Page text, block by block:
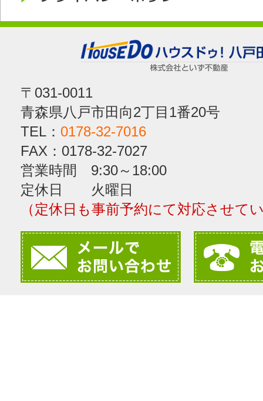
〒031-0011
青森県八戸市田向2丁目1番20号
TEL： 0178-32-7016
FAX：0178-32-7027
営業時間 9:30～18:00
定休日 火曜日
（定休日も事前予約にて対応させて